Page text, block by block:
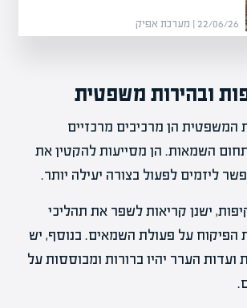
22/06/26 | מערכת אפיק
ובהירות משפטית
המשפטית הן מרכיבים מרכזיים
השמאות. הן מסייעות להקטין את
ליזמים לפעול בצורה יעילה יותר.
ישנן קריאות לשפר את תהליכי
הפיקוח על פעולת השמאים. בנוסף, יש
הערר יהיו ברורות ומבוססות על